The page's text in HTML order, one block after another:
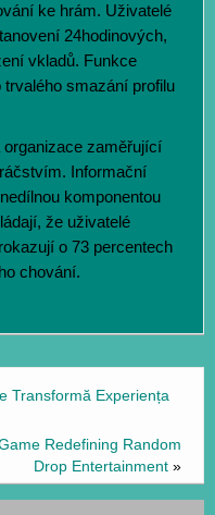
ke hrám. Uživatelé
24hodinových,
vkladů. Funkce
smazání profilu
zaměřující
Informační
komponentou
že uživatelé
o 73 percentech
chování.
Transformă Experiența
Redefining Random
Drop Entertainment »